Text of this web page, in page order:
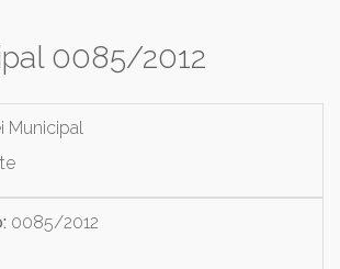
0085/2012
Municipal
0085/2012